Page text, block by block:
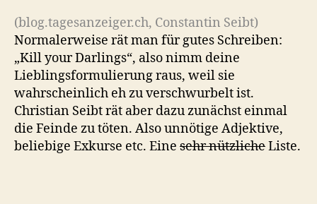
(blog.tagesanzeiger.ch, Constantin Seibt)
Normalerweise rät man für gutes Schreiben:
„Kill your Darlings“, also nimm deine
Lieblingsformulierung raus, weil sie
wahrscheinlich eh zu verschwurbelt ist.
Christian Seibt rät aber dazu zunächst einmal
die Feinde zu töten. Also unnötige Adjektive,
beliebige Exkurse etc. Eine sehr nützlicheListe.